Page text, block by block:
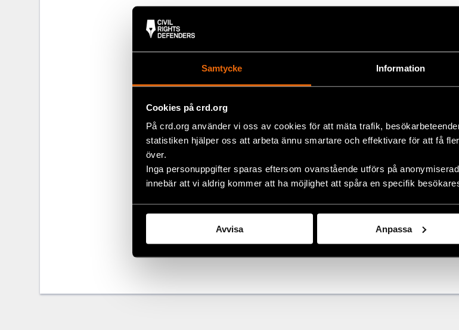
Samtycke Information
Cookies på crd.org
På crd.org använder vi oss av cookies för att mäta trafik,
statistiken hjälper oss att arbeta ännu smartare och effektivare för att få
över.
Inga personuppgifter sparas eftersom ovanstående utförs på
innebär att vi aldrig kommer att ha möjlighet att spåra en specifik
Avvisa Anpassa
rekommendationen att upprätta en oberoende
att det inte kommer att råda några oklarheter vid
Med vänliga hälsningar,
Anders L Pettersson , Executive Director för Civil
Måns Molander, Sverigechef för Human Rights Watch
Dela
Facebook
TaggarAktuellt,Sverige